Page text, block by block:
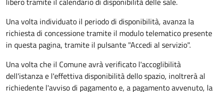
Una volta individuato il periodo di disponibilità, avanza la
richiesta di concessione tramite il modulo telematico presente
in questa pagina, tramite il pulsante "Accedi al servizio".
Una volta che il Comune avrà verificato l'accoglibilità
dell'istanza e l'effettiva disponibilità dello spazio, inoltrerà al
richiedente l'avviso di pagamento e, a pagamento avvenuto, la